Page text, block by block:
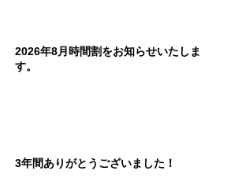
2026年8月時間割をお知らせいたしま
す。
3年間ありがとうございました！